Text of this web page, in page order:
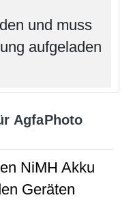
und muss
aufgeladen
AgfaPhoto
NiMH Akku
Geräten